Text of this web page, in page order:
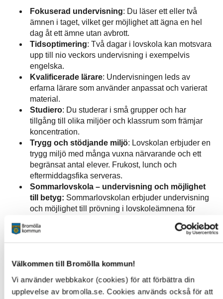
Välkommen till Bromölla kommun!
Vi använder webbkakor (cookies) för att förbättra din
upplevelse av bromolla.se. Cookies används också för att
Fokuserad undervisning: Du läser ett eller två
ämnen i taget, vilket ger möjlighet att ägna en hel
dag åt ett ämne utan avbrott.
Tidsoptimering: Två dagar i lovskola kan motsvara
upp till nio veckors undervisning i exempelvis
engelska.
Kvalificerade lärare: Undervisningen leds av
erfarna lärare som använder anpassat och varierat
material.
Studiero: Du studerar i små grupper och har
tillgång till olika miljöer och klassrum som främjar
koncentration.
Trygg och stödjande miljö: Lovskolan erbjuder en
trygg miljö med många vuxna närvarande och ett
begränsat antal elever. Frukost, lunch och
eftermiddagsfika serveras.
Sommarlovskola – undervisning och möjlighet
till betyg: Sommarlovskolan erbjuder undervisning
och möjlighet till prövning i lovskoleämnena för
Ökade chanser till gymnasiebehörighet
Lovskolan kan ge eleven bättre möjligheter att
uppnå de kunskaper som krävs för att bli behörig till